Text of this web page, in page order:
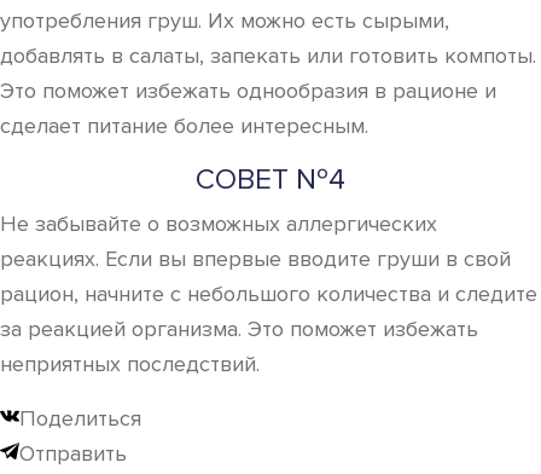
употребления груш. Их можно есть сырыми,
добавлять в салаты, запекать или готовить компоты.
Это поможет избежать однообразия в рационе и
сделает питание более интересным.
СОВЕТ №4
Не забывайте о возможных аллергических
реакциях. Если вы впервые вводите груши в свой
рацион, начните с небольшого количества и следите
за реакцией организма. Это поможет избежать
неприятных последствий.
Поделиться
Отправить